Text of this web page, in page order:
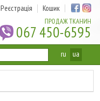
ПРОДАЖ ТКАНИН
067 450-6595
Реєстрація Кошик
ru ua